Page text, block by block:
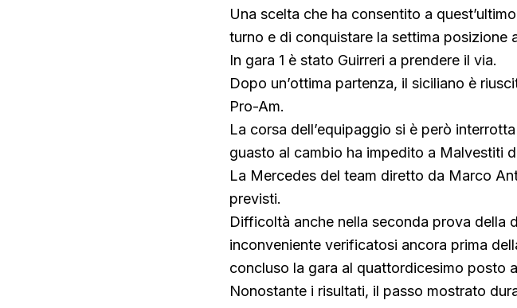
Una scelta che ha consentito a
turno e di conquistare la settima posizione
In gara 1 è stato Guirreri a prendere il via.
Dopo un’ottima partenza, il siciliano è
Pro-Am.
La corsa dell’equipaggio si è però
guasto al cambio ha impedito a Malvestiti
La Mercedes del team diretto da Marco
previsti.
Difficoltà anche nella seconda prova della
inconveniente verificatosi ancora prima
concluso la gara al quattordicesimo posto
Nonostante i risultati, il passo mostrato